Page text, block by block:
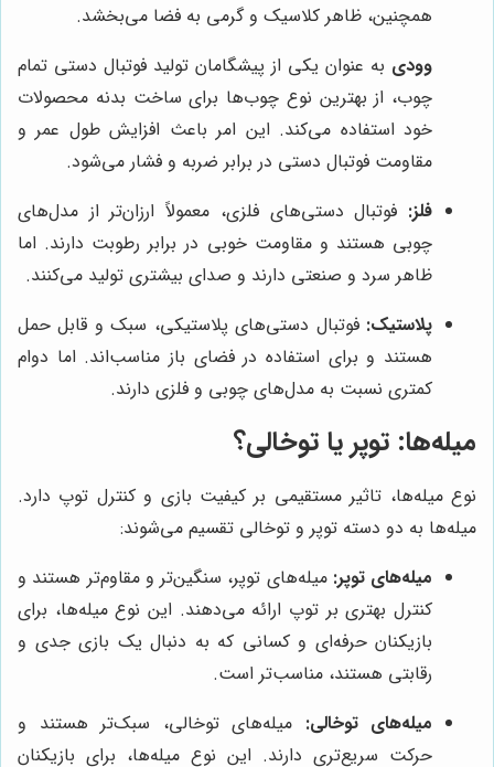
همچنین، ظاهر کلاسیک و گرمی به فضا می‌بخشد.
وودی به عنوان یکی از پیشگامان تولید فوتبال دستی تمام
چوب، از بهترین نوع چوب‌ها برای ساخت بدنه محصولات
خود استفاده می‌کند. این امر باعث افزایش طول عمر و
مقاومت فوتبال دستی در برابر ضربه و فشار می‌شود.
فلز: فوتبال دستی‌های فلزی، معمولاً ارزان‌تر از مدل‌های
چوبی هستند و مقاومت خوبی در برابر رطوبت دارند. اما
ظاهر سرد و صنعتی دارند و صدای بیشتری تولید می‌کنند.
پلاستیک: فوتبال دستی‌های پلاستیکی، سبک و قابل حمل
هستند و برای استفاده در فضای باز مناسب‌اند. اما دوام
کمتری نسبت به مدل‌های چوبی و فلزی دارند.
میله‌ها: توپر یا توخالی؟
نوع میله‌ها، تاثیر مستقیمی بر کیفیت بازی و کنترل توپ دارد.
میله‌ها به دو دسته توپر و توخالی تقسیم می‌شوند:
میله‌های توپر: میله‌های توپر، سنگین‌تر و مقاوم‌تر هستند و
کنترل بهتری بر توپ ارائه می‌دهند. این نوع میله‌ها، برای
بازیکنان حرفه‌ای و کسانی که به دنبال یک بازی جدی و
رقابتی هستند، مناسب‌تر است.
میله‌های توخالی: میله‌های توخالی، سبک‌تر هستند و
حرکت سریع‌تری دارند. این نوع میله‌ها، برای بازیکنان